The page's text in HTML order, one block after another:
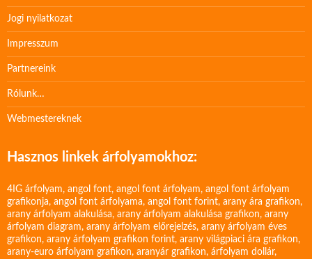
Jogi nyilatkozat
Impresszum
Partnereink
Rólunk…
Webmestereknek
Hasznos linkek árfolyamokhoz:
4IG árfolyam, angol font, angol font árfolyam, angol font árfolyam
grafikonja, angol font árfolyama, angol font forint, arany ára grafikon,
arany árfolyam alakulása, arany árfolyam alakulása grafikon, arany
árfolyam diagram, arany árfolyam előrejelzés, arany árfolyam éves
grafikon, arany árfolyam grafikon forint, arany világpiaci ára grafikon,
arany-euro árfolyam grafikon, aranyár grafikon, árfolyam dollár,